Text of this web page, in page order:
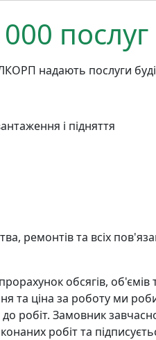
надають послуги
і підняття
ремонтів та всіх
обсягів, об'ємів
та ціна за роботу ми
робіт. Замовник
робіт та